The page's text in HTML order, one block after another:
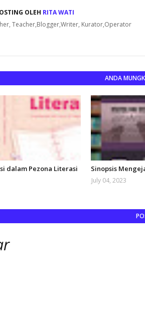
OLEH RITA WATI
Teacher,Blogger,Writer, Kurator,Operator
ANDA
dalam Pezona Literasi Sinopsis
July 04, 2023